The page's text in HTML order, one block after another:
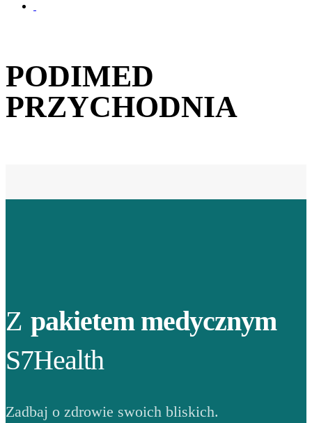
PODIMED
PRZYCHODNIA
Z pakietem medycznym
S7Health
Zadbaj o zdrowie swoich bliskich.